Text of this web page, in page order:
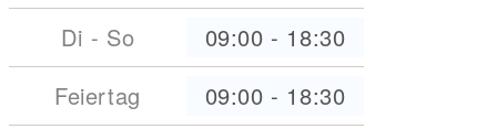
Di - So
09:00 - 18:30
Feiertag
09:00 - 18:30